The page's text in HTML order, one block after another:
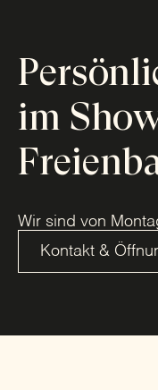
im
Wir sind von
Kontakt &